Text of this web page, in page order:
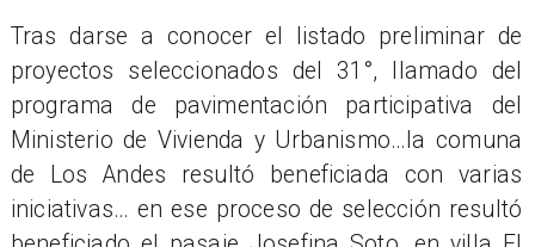
Tras darse a conocer el listado preliminar de
proyectos seleccionados del 31°, llamado del
programa de pavimentación participativa del
Ministerio de Vivienda y Urbanismo…la comuna
de Los Andes resultó beneficiada con varias
iniciativas… en ese proceso de selección resultó